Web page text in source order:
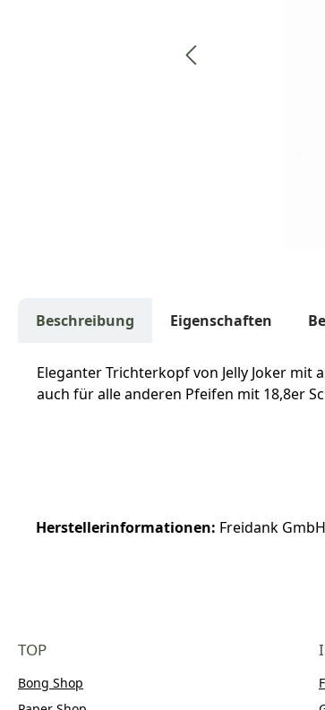
Beschreibung Eigenschaften
Eleganter Trichterkopf von Jelly Joker
auch für alle anderen Pfeifen mit 18,8er
Herstellerinformationen: Freidank
TOP
Bong Shop